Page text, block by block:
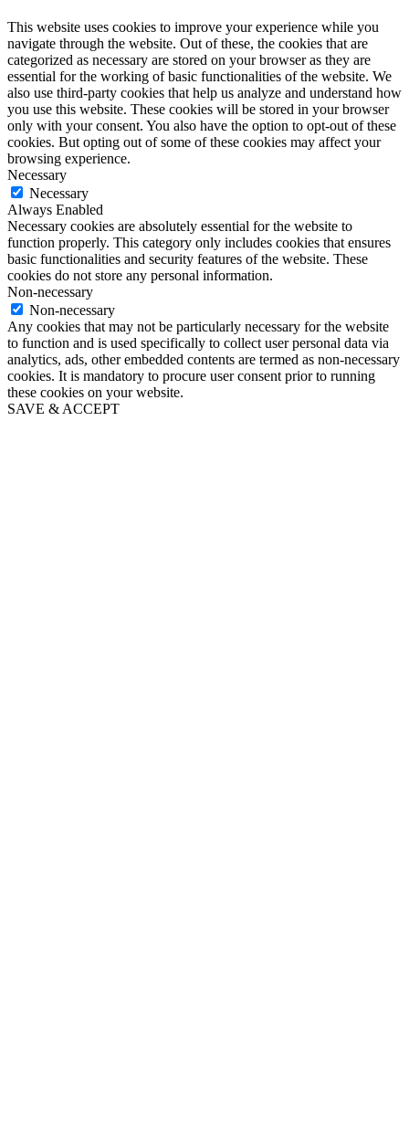
This website uses cookies to improve your experience while you
navigate through the website. Out of these, the cookies that are
categorized as necessary are stored on your browser as they are
essential for the working of basic functionalities of the website. We
also use third-party cookies that help us analyze and understand how
you use this website. These cookies will be stored in your browser
only with your consent. You also have the option to opt-out of these
cookies. But opting out of some of these cookies may affect your
browsing experience.
Necessary
Necessary
Always Enabled
Necessary cookies are absolutely essential for the website to
function properly. This category only includes cookies that ensures
basic functionalities and security features of the website. These
cookies do not store any personal information.
Non-necessary
Non-necessary
Any cookies that may not be particularly necessary for the website
to function and is used specifically to collect user personal data via
analytics, ads, other embedded contents are termed as non-necessary
cookies. It is mandatory to procure user consent prior to running
these cookies on your website.
SAVE & ACCEPT